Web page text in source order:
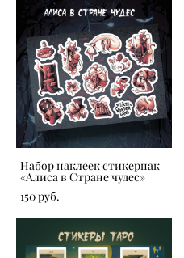
Набор наклеек стикерпак
«Алиса в Стране чудес»
150 pуб.